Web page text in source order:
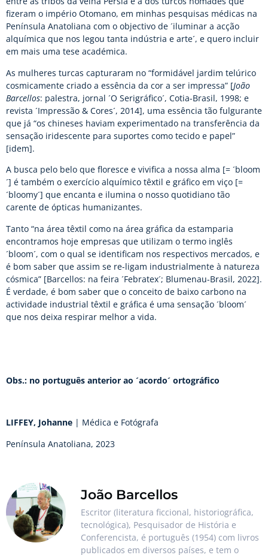
fizeram o império Otomano, em minhas pesquisas médicas na
Península Anatoliana com o objectivo de ´iluminar a acção
alquímica que nos legou tanta indústria e arte´, e quero incluir
em mais uma tese académica.
As mulheres turcas capturaram no “formidável jardim telúrico
cosmicamente criado a essência da cor a ser impressa” [João
Barcellos: palestra, jornal ´O Serigráfico´, Cotia-Brasil, 1998; e
revista ´Impressão & Cores´, 2014], uma essência tão fulgurante
que já “os chineses haviam experimentado na transferência da
sensação iridescente para suportes como tecido e papel”
[idem].
A busca pelo belo que floresce e vivifica a nossa alma [= ´bloom
´] é também o exercício alquímico têxtil e gráfico em viço [=
´bloomy´] que encanta e ilumina o nosso quotidiano tão
carente de ópticas humanizantes.
Tanto “na área têxtil como na área gráfica da estamparia
encontramos hoje empresas que utilizam o termo inglês
´bloom´, com o qual se identificam nos respectivos mercados, e
é bom saber que assim se re-ligam industrialmente à natureza
cósmica” [Barcellos: na feira ´Febratex´; Blumenau-Brasil, 2022].
É verdade, é bom saber que o conceito de baixo carbono na
actividade industrial têxtil e gráfica é uma sensação ´bloom´
que nos deixa respirar melhor a vida.
Obs.: no português anterior ao ´acordo´ ortográfico
LIFFEY, Johanne | Médica e Fotógrafa
Península Anatoliana, 2023
João Barcellos
Escritor (literatura ficcional, historiográfica,
tecnológica), Pesquisador de História e
Conferencista, é português (1954) com livros
publicados em diversos países, e tem o